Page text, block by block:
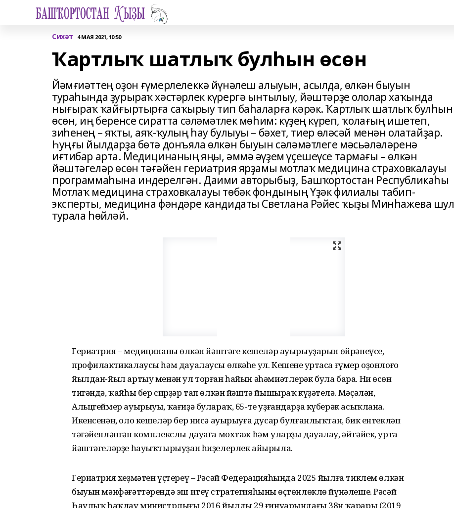
Сихәт 4 МАЯ 2021, 10:50
Ҡартлыҡ шатлыҡ булһын өсөн
Йәмғиәттең оҙон ғүмерлелеккә йүнәлеш алыуын, асылда, өлкән быуын
тураһында ҙурыраҡ хәстәрлек күрергә ынтылыу, йәштәрҙе ололар хаҡында
нығыраҡ ҡайғыртырға саҡырыу тип баһаларға кәрәк. Ҡартлыҡ шатлыҡ булһын
өсөн, иң беренсе сиратта сәләмәтлек мөһим: күҙең күреп, ҡолағың ишетеп,
зиһенең – яҡты, аяҡ-ҡулың һау булыуы – бәхет, тиер өләсәй менән олатайҙар.
Һуңғы йылдарҙа бөтә донъяла өлкән быуын сәләмәтлеге мәсьәләләренә
иғтибар арта. Медицинаның яңы, әммә әүҙем үҫешеүсе тармағы – өлкән
йәштәгеләр өсөн тәғәйен гериатрия ярҙамы мотлаҡ медицина страховкалауы
программаһына индерелгән. Даими авторыбыҙ, Башҡортостан Республикаһы
Мотлаҡ медицина страховкалауы төбәк фондының Үҙәк филиалы табип-
эксперты, медицина фәндәре кандидаты Светлана Рәйес ҡыҙы Минһажева шул
турала һөйләй.
Гериатрия – медицинаның өлкән йәштәге кешеләр ауырыуҙарын өйрәнеүсе,
профилактикалаусы һәм дауалаусы өлкәһе ул. Кешенең уртаса ғүмер оҙонлоғо
йылдан-йыл артыу менән ул торған һайын әһәмиәтлерәк була бара. Ни өсөн
тигәндә, ҡайһы бер сирҙәр тап өлкән йәштә йышыраҡ күҙәтелә. Мәҫәлән,
Альцгеймер ауырыуы, ҡағиҙә булараҡ, 65-те уҙғандарҙа күберәк асыҡлана.
Икенсенән, оло кешеләр бер нисә ауырыуға дусар булғанлыҡтан, бик ентекләп
тәғәйенләнгән комплекслы дауаға мохтаж һәм уларҙы дауалау, әйтәйек, урта
йәштәгеләрҙе һауыҡтырыуҙан һиҙелерлек айырыла.
Гериатрия хеҙмәтен үҫтереү – Рәсәй Федерацияһында 2025 йылға тиклем өлкән
быуын мәнфәғәттәрендә эш итеү стратегияһының өҫтөнлөклө йүнәлеше. Рәсәй
Һаулыҡ һаҡлау министрлығы 2016 йылдың 29 ғинуарындағы 38н ҡарары (2019